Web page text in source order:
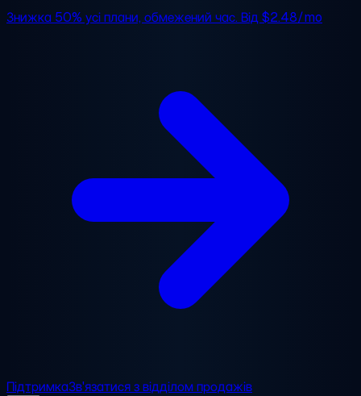
Знижка 50% усі плани, обмежений час. Від$2.48/mo
ПідтримкаЗв'язатися з відділом продажів